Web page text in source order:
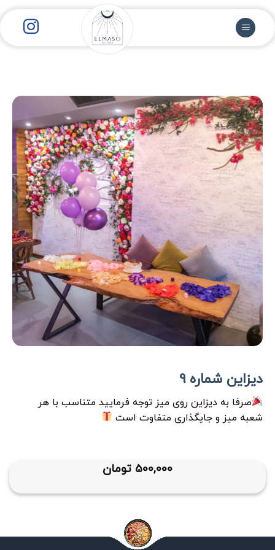
محتوا
دیزاین شماره 9
صرفا به دیزاین روی میز توجه فرمایید متناسب با هر
شعبه میز و جایگذاری متفاوت است
500,000 تومان